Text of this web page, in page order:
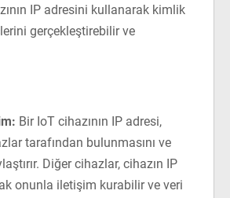
IP adresini kullanarak kimlik
gerçekleştirebilir ve
Bir IoT cihazının IP adresi,
tarafından bulunmasını ve
Diğer cihazlar, cihazın IP
onunla iletişim kurabilir ve veri